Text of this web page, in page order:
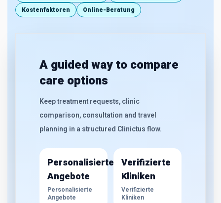
Kostenfaktoren
Online-Beratung
A guided way to compare
care options
Keep treatment requests, clinic
comparison, consultation and travel
planning in a structured Clinictus flow.
Personalisierte
Angebote
Personalisierte
Angebote
Verifizierte
Kliniken
Verifizierte
Kliniken